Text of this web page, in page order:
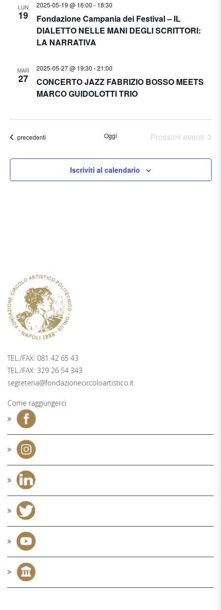
LUN
19
Fondazione Campania dei Festival – IL
DIALETTO NELLE MANI DEGLI SCRITTORI:
LA NARRATIVA
2025-05-19 @ 16:00 - 18:30
MAR
27
CONCERTO JAZZ FABRIZIO BOSSO MEETS
MARCO GUIDOLOTTI TRIO
2025-05-27 @ 19:30 -21:00
Eventi
precedenti Oggi Prossimi eventi
Iscriviti al calendario
TEL./FAX: 081 42 65 43
TEL./FAX: 329 26 54 343
segreteria@fondazionecircoloartistico.it
Come raggiungerci